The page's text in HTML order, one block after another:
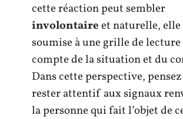
cette réaction peut sembler
involontaireet naturelle, elle
soumise à une grille de
compte de la situation et du
Dans cette perspective,
rester attentif aux signaux
la personne qui fait l’objet de